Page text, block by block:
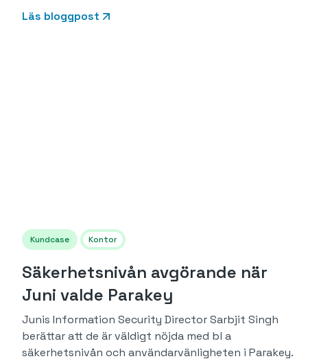
Läs bloggpost
Kundcase Kontor
Säkerhetsnivån avgörande när
Juni valde Parakey
Junis Information Security Director Sarbjit Singh
berättar att de är väldigt nöjda med bl a
säkerhetsnivån och användarvänligheten i Parakey.